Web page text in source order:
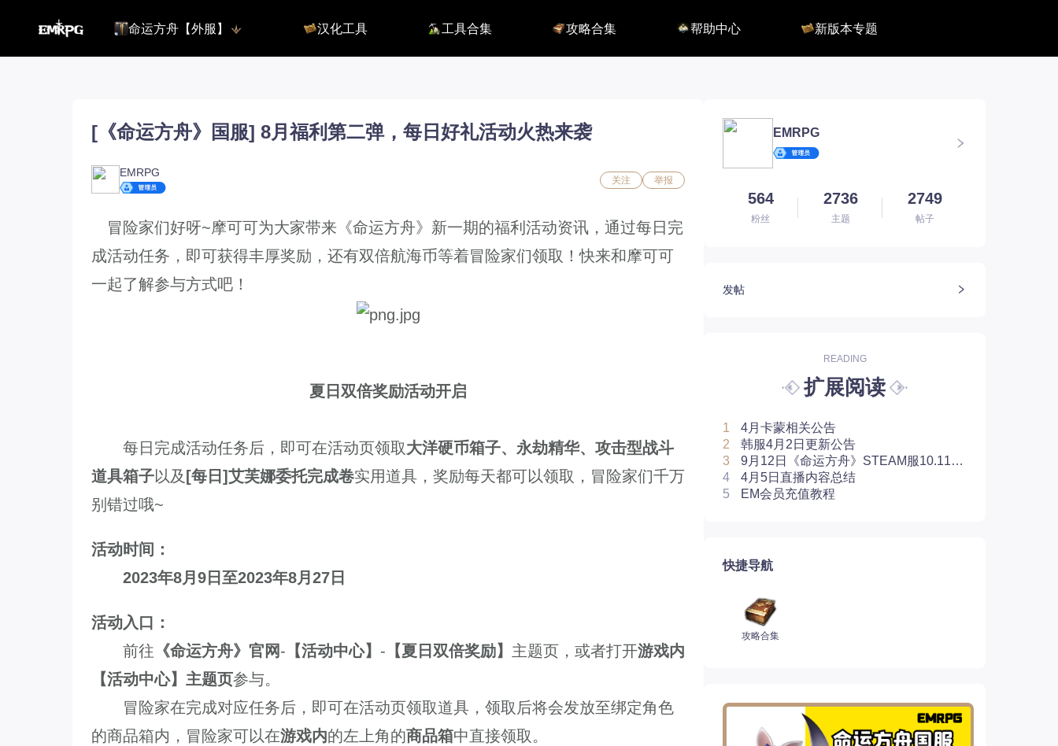
命运方舟【外服】 汉化工具 工具合集
职业构筑
百科地图
魅魔炫舞模拟
攻略合集 帮助中心
EM国服群
EM美服群
新版本专题
[《命运方舟》国服] 8月福利第二弹，每日好礼活动火热来袭
EMRPG
关注 举报
冒险家们好呀~摩可可为大家带来《命运方舟》新一期的福利活动资讯，通过每日完
成活动任务，即可获得丰厚奖励，还有双倍航海币等着冒险家们领取！快来和摩可可
一起了解参与方式吧！
夏日双倍奖励活动开启
每日完成活动任务后，即可在活动页领取大洋硬币箱子、永劫精华、攻击型战斗
道具箱子以及 [每日]艾芙娜委托完成卷实用道具，奖励每天都可以领取，冒险家们千万
别错过哦~
活动时间：
2023年8月9日至2023年8月27日
活动入口：
前往 《命运方舟》官网- 【活动中心】 - 【夏日双倍奖励】 主题页，或者打开游戏内
【活动中心】主题页参与。
冒险家在完成对应任务后，即可在活动页领取道具，领取后将会发放至绑定角色
的商品箱内，冒险家可以在游戏内的左上角的商品箱中直接领取。
EMRPG
564
粉丝
2736
主题
2749
帖子
发帖
READING
扩展阅读
1
4月卡蒙相关公告
2
韩服4月2日更新公告
3
版本汉化补丁
4
4月5日直播内容总结
5
EM会员充值教程
快捷导航
攻略合集